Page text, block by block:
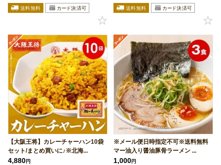
【大阪王将】カレーチャーハン10袋
セット/まとめ買いに♪※北海...
4,880円
※メール便日時指定不可※送料無料
マー油入り醤油豚骨ラーメン ...
1,000円